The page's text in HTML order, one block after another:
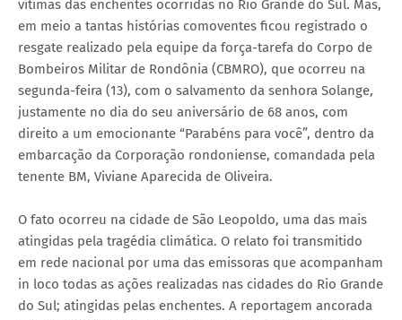
vítimas das enchentes ocorridas no Rio Grande do Sul. Mas,
em meio a tantas histórias comoventes ficou registrado o
resgate realizado pela equipe da força-tarefa do Corpo de
Bombeiros Militar de Rondônia (CBMRO), que ocorreu na
segunda-feira (13), com o salvamento da senhora Solange,
justamente no dia do seu aniversário de 68 anos, com
direito a um emocionante “Parabéns para você”, dentro da
embarcação da Corporação rondoniense, comandada pela
tenente BM, Viviane Aparecida de Oliveira.
O fato ocorreu na cidade de São Leopoldo, uma das mais
atingidas pela tragédia climática. O relato foi transmitido
em rede nacional por uma das emissoras que acompanham
in loco todas as ações realizadas nas cidades do Rio Grande
do Sul; atingidas pelas enchentes. A reportagem ancorada